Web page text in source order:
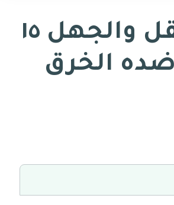
جنود العقل والجهل ١٥
الخرق